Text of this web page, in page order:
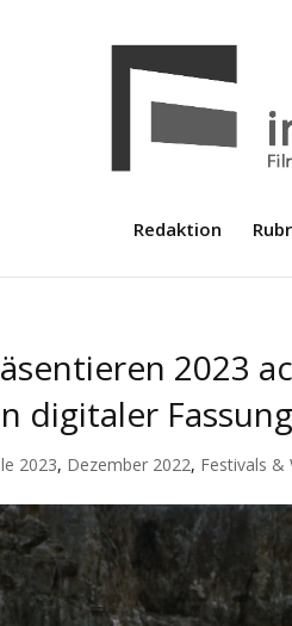
Redaktion
2023
digitaler Fassung
2023, Dezember 2022, Festivals &